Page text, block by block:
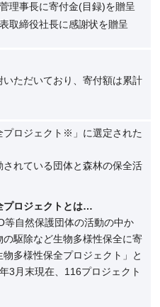
理事長に寄付金(目録)を贈呈
取締役社長に感謝状を贈呈
いただいており、寄付額は累計
プロジェクト※」に選定された
れている団体と森林の保全活
プロジェクトとは…
等自然保護団体の活動の中か
駆除など生物多様性保全に寄
多様性保全プロジェクト」と
3月末現在、116プロジェクト